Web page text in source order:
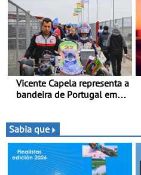
Vicente Capela representa a
bandeira de Portugal em
de Beja chega para a 2ª
ronda do Campeonato
Espanhol de Kart, em
Teruel
Sabia que